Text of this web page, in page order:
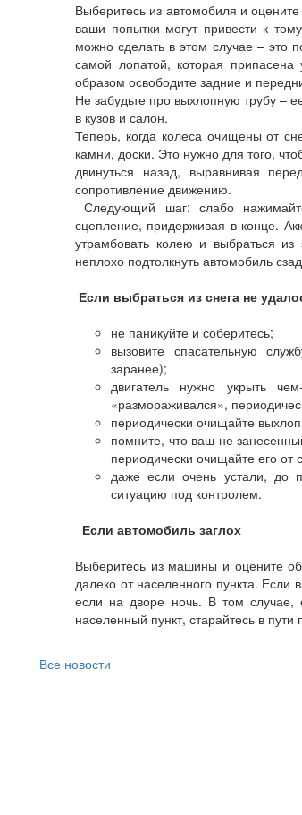
Выберитесь из автомобиля и
ваши попытки могут привести к
можно сделать в этом случае – это
самой лопатой, которая
образом освободите задние и
Не забудьте про выхлопную трубу –
в кузов и салон.
Теперь, когда колеса очищены от
камни, доски. Это нужно для того,
двинуться назад, выравнивая
сопротивление движению.
Следующий шаг: слабо
сцепление, придерживая в конце.
утрамбовать колею и выбраться
неплохо подтолкнуть автомобиль
Если выбраться из снега не
не паникуйте и соберитесь;
вызовите спасательную
заранее);
двигатель нужно укрыть
«размораживался»,
периодически очищайте
помните, что ваш не
периодически очищайте его от
даже если очень устали, до
ситуацию под контролем.
Если автомобиль заглох
Выберитесь из машины и оцените
далеко от населенного пункта. Если
если на дворе ночь. В том случае,
населенный пункт, старайтесь в
Все новости